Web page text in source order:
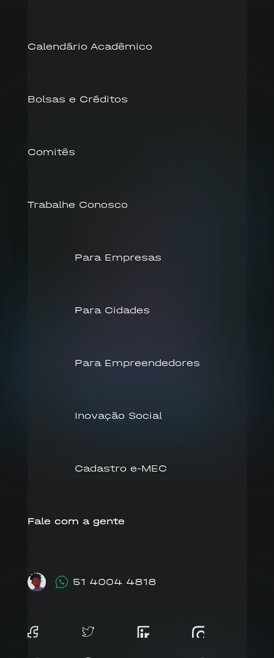
Calendário Acadêmico
Bolsas e Créditos
Comitês
Trabalhe Conosco
Para Empresas
Para Cidades
Para Empreendedores
Inovação Social
Cadastro e-MEC
Fale com a gente
51 4004 4818